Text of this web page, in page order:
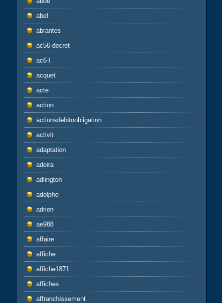
abel
abrantes
ac56-decret
ac6-l
acquet
acte
action
actionsdebitoobligation
activit
adaptation
adeira
adlington
adolphe
adrien
ae988
affaire
affiche
affiche1871
affiches
affranchissement